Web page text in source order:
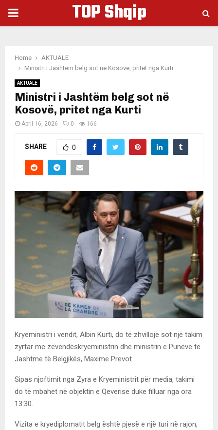
PRIMARY
TOP Shqip
Home
AKTUALE
Ministri i Jashtëm belg sot në Kosovë, pritet nga Kurti
AKTUALE
Ministri i Jashtëm belg sot në
Kosovë, pritet nga Kurti
April 16, 2026 0 166
SHARE 0
Kryeministri i vendit, Albin Kurti, do të zhvillojë sot një takim
zyrtar me zëvendëskryeministrin dhe ministrin e Punëve të
Jashtme të Belgjikës, Maxime Prevot.
Sipas njoftimit nga Zyra e Kryeministrit për media, takimi
do të mbahet në objektin e Qeverisë duke filluar nga ora
13:30.
Vizita e kryediplomatit belg është pjesë e një turi në rajon,